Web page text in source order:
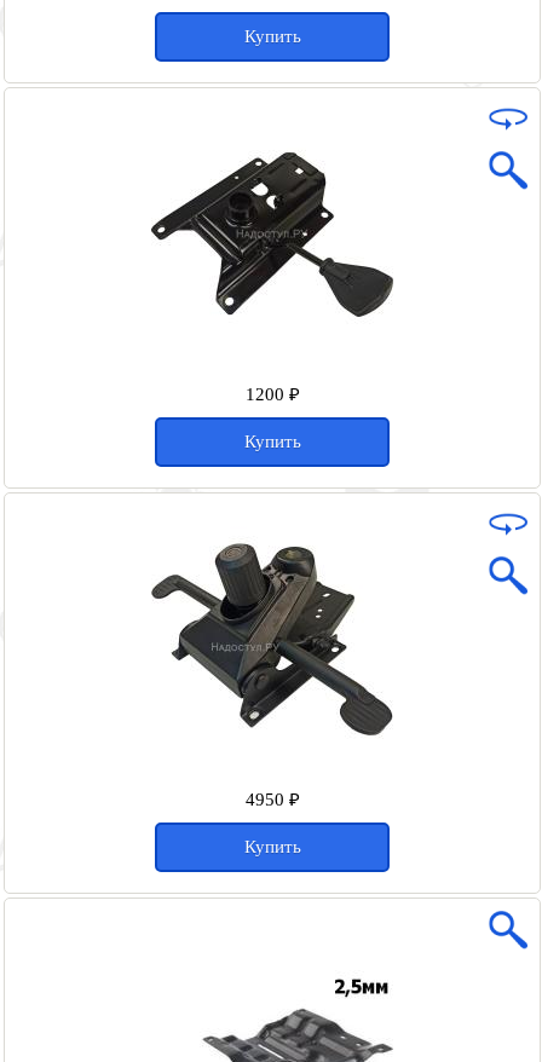
Купить
1200 ₽
Купить
4950 ₽
Купить